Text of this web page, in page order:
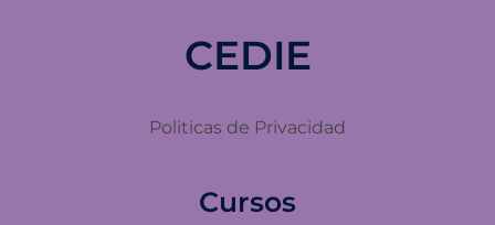
CEDIE
Politicas de Privacidad
Cursos